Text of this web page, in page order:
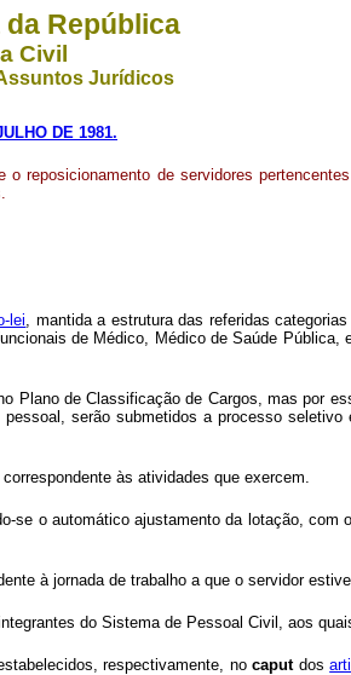
República
Civil
Jurídicos
DE 1981.
o reposicionamento de servidores
lei, mantida a estrutura das referidas
de Médico, Médico de Saúde Pública,
Plano de Classificação de Cargos, mas por
serão submetidos a processo
às atividades que exercem.
o automático ajustamento da lotação,
à jornada de trabalho a que o servidor
do Sistema de Pessoal Civil, aos
respectivamente, nocaputdos